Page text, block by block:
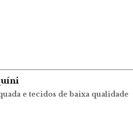
e tecidos de baixa qualidade